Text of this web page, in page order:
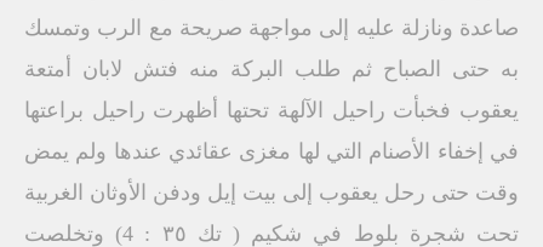
صاعدة ونازلة عليه إلى مواجهة صريحة مع الرب وتمسك
به حتى الصباح ثم طلب البركة منه فتش لابان أمتعة
يعقوب فخبأت راحيل الآلهة تحتها أظهرت راحيل براعتها
في إخفاء الأصنام التي لها مغزى عقائدي عندها ولم يمض
وقت حتى رحل يعقوب إلى بيت إيل ودفن الأوثان الغربية
تحت شجرة بلوط في شكيم ( تك ٣٥ : 4) وتخلصت